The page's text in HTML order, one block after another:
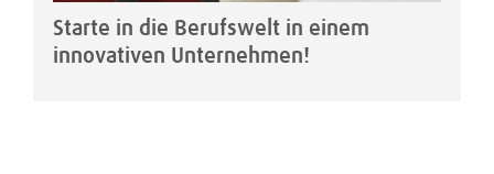
Starte in die Berufswelt in einem
innovativen Unternehmen!